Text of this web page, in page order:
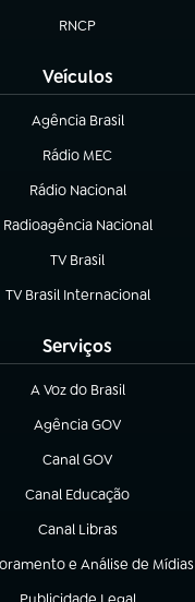
RNCP
(abre em nova aba)
Veículos
Agência Brasil
(abre em nova aba)
Rádio MEC
Rádio Nacional
(abre em nova aba)
Radioagência Nacional
(abre em nova aba)
TV Brasil
(abre em nova aba)
TV Brasil Internacional
(abre em nova aba)
Serviços
A Voz do Brasil
(abre em nova aba)
Agência GOV
(abre em nova aba)
Canal GOV
(abre em nova aba)
Canal Educação
(abre em nova aba)
Canal Libras
(abre em nova aba)
e Análise de Mídias
nova aba)